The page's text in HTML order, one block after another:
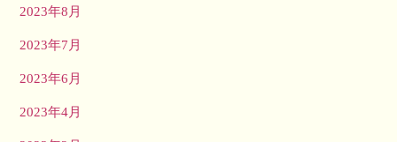
2023年8月
2023年7月
2023年6月
2023年4月